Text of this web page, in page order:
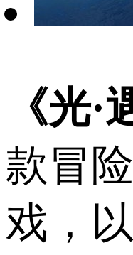
《光·
款冒
戏，